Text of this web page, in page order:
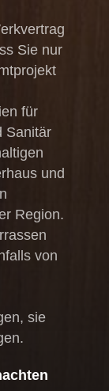
Sie nur
für
Sanitär
und
Region.
von
sie